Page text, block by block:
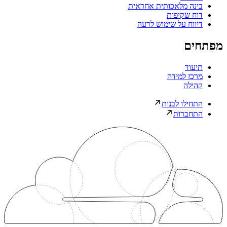
בינה מלאכותית אחראית
דוח שקיפות
דיווח על שימוש לרעה
מפתחים
תיעוד
מרכז למידה
קהילה
התחילו לבנות
התחברות